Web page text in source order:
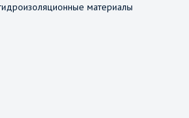
материалы